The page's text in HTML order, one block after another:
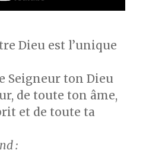
Dieu est l’unique
Seigneur ton Dieu
de toute ton âme,
et de toute ta
: